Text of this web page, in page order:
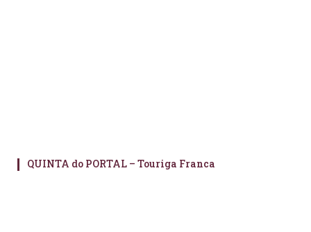
QUINTA do PORTAL – Touriga Franca